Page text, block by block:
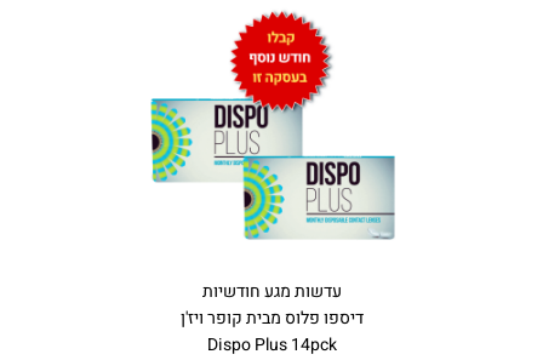
עדשות מגע חודשיות
דיספו פלוס מבית קופר ויז'ן
Dispo Plus 14pck